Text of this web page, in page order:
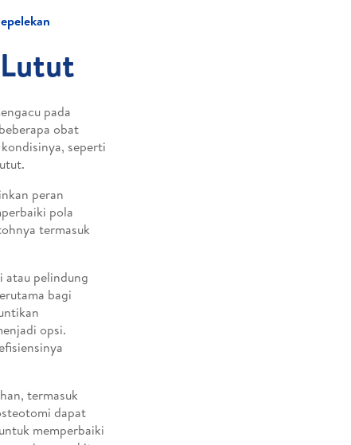
pada
obat
seperti
peran
pola
termasuk
atau pelindung
bagi
opsi.
termasuk
dapat
memperbaiki